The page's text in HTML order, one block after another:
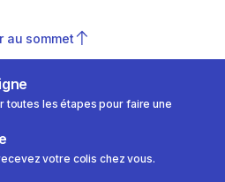
au sommet
toutes les étapes pour faire une
votre colis chez vous.